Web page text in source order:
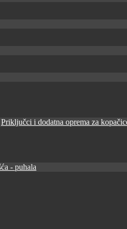
Priključci i dodatna oprema za
- puhala